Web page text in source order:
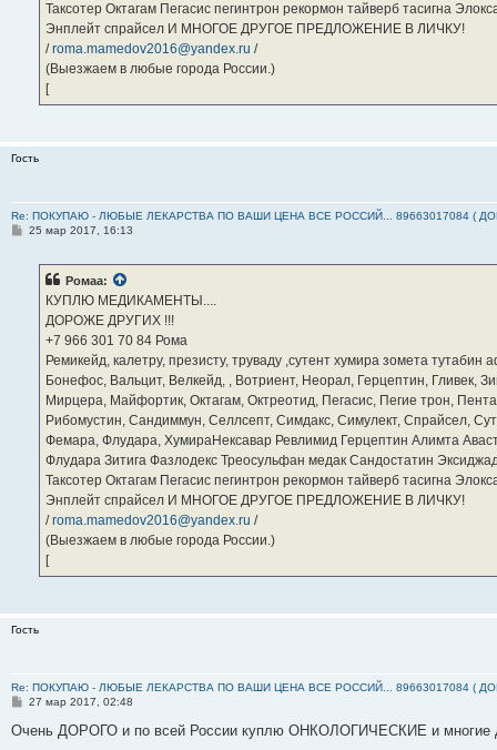
Таксотер Октагам Пегасис пегинтрон рекормон тайверб тасигна
Энплейт спрайсел И МНОГОЕ ДРУГОЕ ПРЕДЛОЖЕНИЕ В ЛИЧКУ!
/roma.mamedov2016@yandex.ru /
(Выезжаем в любые города России.)
[
Гость
Re: ПОКУПАЮ - ЛЮБЫЕ ЛЕКАРСТВА ПО ВАШИ ЦЕНА ВСЕ РОССИЙ... 89663017084 (
С25 мар 2017, 16:13
Ромаа:
КУПЛЮ МЕДИКАМЕНТЫ....
ДОРОЖЕ ДРУГИХ !!!
‪+7 966 301 70 84‬ Рома
Ремикейд, калетру, презисту, труваду ,сутент хумира зомета
Бонефос, Вальцит, Велкейд, , Вотриент, Неорал, Герцептин, Гливек,
Мирцера, Майфортик, Октагам, Октреотид, Пегасис, Пегие трон,
Рибомустин, Сандиммун, Селлсепт, Симдакс, Симулект, Спрайсел,
Фемара, Флудара, ХумираНексавар Ревлимид Герцептин Алимта
Флудара Зитига Фазлодекс Треосульфан медак Сандостатин
Таксотер Октагам Пегасис пегинтрон рекормон тайверб тасигна
Энплейт спрайсел И МНОГОЕ ДРУГОЕ ПРЕДЛОЖЕНИЕ В ЛИЧКУ!
/roma.mamedov2016@yandex.ru /
(Выезжаем в любые города России.)
[
Гость
Re: ПОКУПАЮ - ЛЮБЫЕ ЛЕКАРСТВА ПО ВАШИ ЦЕНА ВСЕ РОССИЙ... 89663017084 (
С
о
27 мар 2017, 02:48
Очень ДОРОГО и по всей России куплю ОНКОЛОГИЧЕСКИЕ и